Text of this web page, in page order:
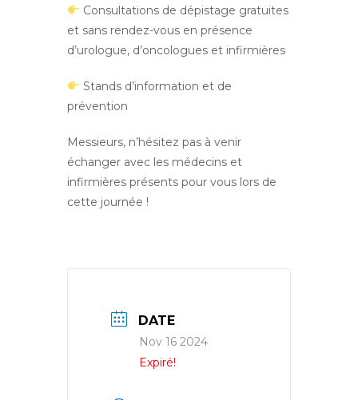
Consultations de dépistage gratuites
et sans rendez-vous en présence
d’urologue, d’oncologues et infirmières
Stands d’information et de
prévention
Messieurs, n’hésitez pas à venir
échanger avec les médecins et
infirmières présents pour vous lors de
cette journée !
DATE
Nov 16 2024
Expiré!